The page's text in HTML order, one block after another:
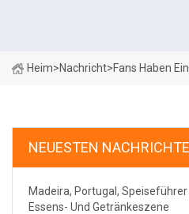
Heim>Nachricht>Fans Haben
NEUESTEN
Madeira, Portugal,
Essens- Und Getränkeszene